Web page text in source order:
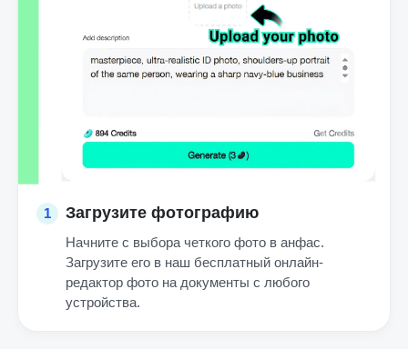
1 Загрузите фотографию
Начните с выбора четкого фото в анфас.
Загрузите его в наш бесплатный онлайн-
редактор фото на документы с любого
устройства.